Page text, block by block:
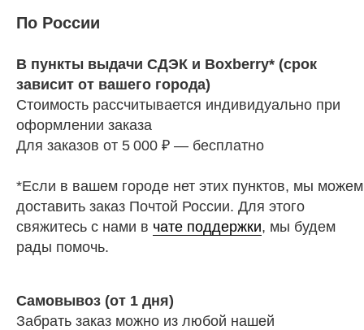
По России
В пункты выдачи СДЭК и Boxberry* (срок
зависит от вашего города)
Стоимость рассчитывается индивидуально при
оформлении заказа
Для заказов от 5 000 ₽ — бесплатно
*Если в вашем городе нет этих пунктов, мы можем
доставить заказ Почтой России. Для этого
свяжитесь с нами в чате поддержки, мы будем
рады помочь.
Самовывоз (от 1 дня)
Забрать заказ можно из любой нашей